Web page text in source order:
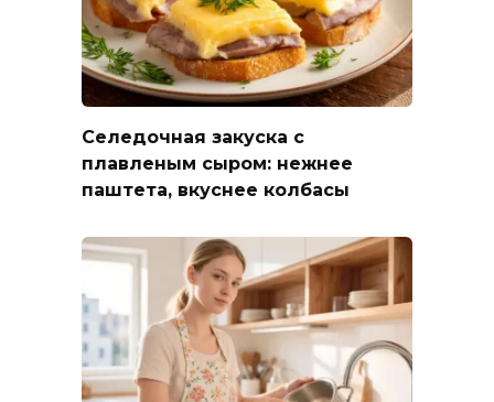
Селедочная закуска с
плавленым сыром: нежнее
паштета, вкуснее колбасы